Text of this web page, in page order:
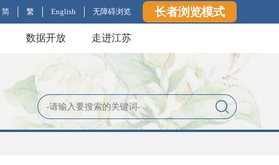
简 繁 English 无障碍浏览 长者浏览模式
数据开放 走进江苏